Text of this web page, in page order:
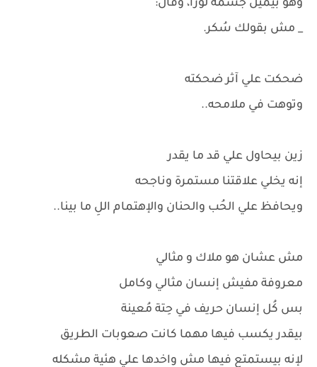
وهو بيميل جسمه لورا، وقال:
_ مش بقولك سُكر.
ضحكت علي آثر ضحكته
وتوهت في ملامحه..
زين بيحاول علي قد ما يقدر
إنه يخلي علاقتنا مستمرة وناجحه
ويحافظ علي الحُب والحنان والإهتمام اللِ ما بينا..
مش عشان هو ملاك و مثالي
معروفة مفيش إنسان مثالي وكامل
بس كُل إنسان حريف في حِتة مُعينة
بيقدر يكسب فيها مهما كانت صعوبات الطريق
لإنه بيستمتع فيها مش واخدها علي هئية مشكله